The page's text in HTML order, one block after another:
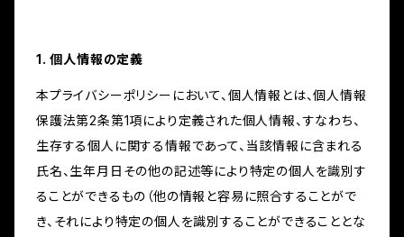
1. 個人情報の定義
本プライバシーポリシーにおいて、個人情報とは、個人情報
保護法第2条第1項により定義された個人情報、すなわち、
生存する個人に関する情報であって、当該情報に含まれる
氏名、生年月日その他の記述等により特定の個人を識別す
ることができるもの（他の情報と容易に照合することがで
き、それにより特定の個人を識別することができることとな